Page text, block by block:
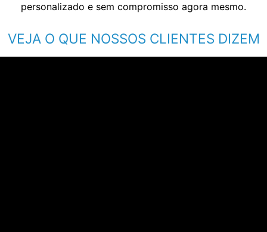
personalizado e sem compromisso agora mesmo.
VEJA O QUE NOSSOS CLIENTES DIZEM